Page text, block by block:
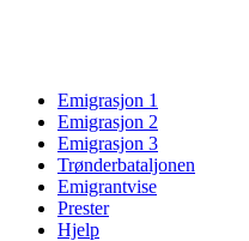
Emigrasjon 1
Emigrasjon 2
Emigrasjon 3
Trønderbataljonen
Emigrantvise
Prester
Hjelp